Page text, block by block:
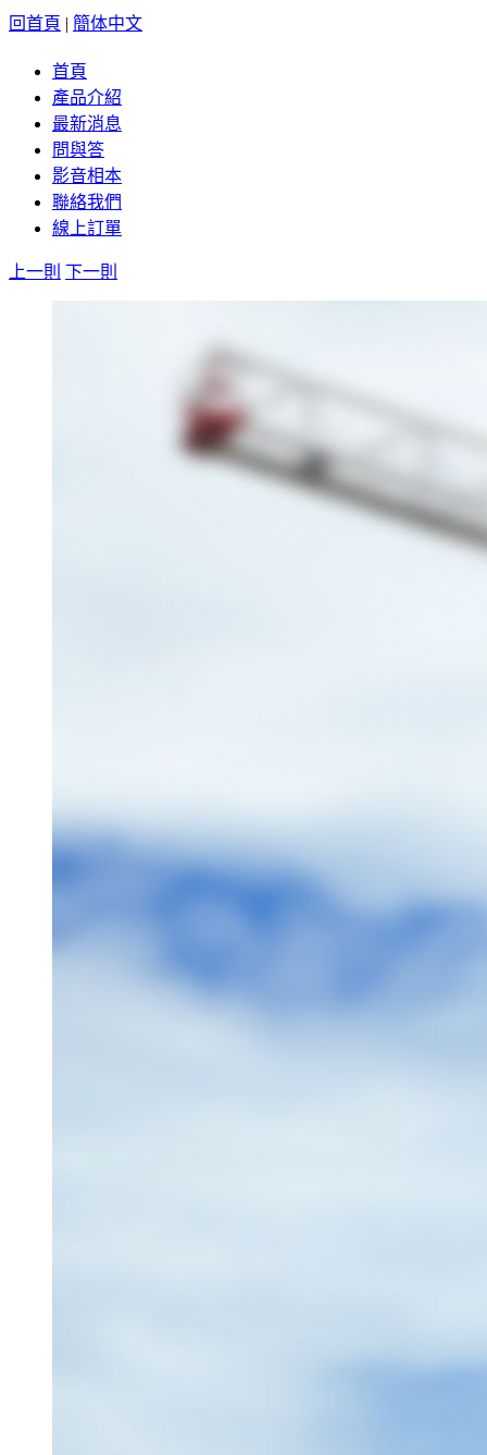
回首頁 | 簡体中文
首頁
產品介紹
最新消息
問與答
影音相本
聯絡我們
線上訂單
上一則 下一則